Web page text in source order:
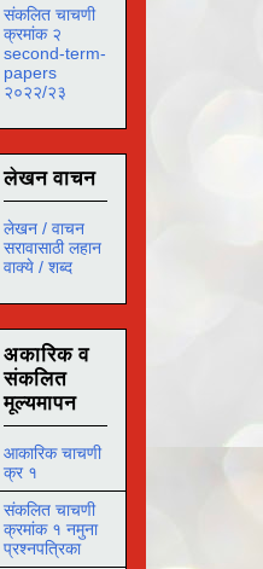
संकलित चाचणी
क्रमांक २
second-term-
papers
२०२२/२३
लेखन वाचन
लेखन / वाचन
सरावासाठी लहान
वाक्ये / शब्द
अकारिक व
संकलित
मूल्यमापन
आकारिक चाचणी
क्र १
संकलित चाचणी
क्रमांक १ नमुना
प्रश्नपत्रिका